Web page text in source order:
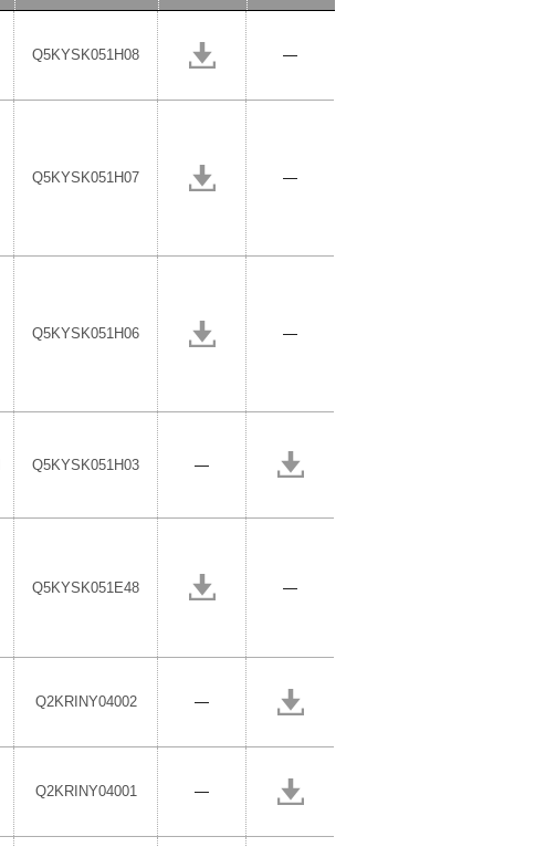
Q5KYSK051H08 ―
Q5KYSK051H07 ―
Q5KYSK051H06 ―
Q5KYSK051H03 ―
Q5KYSK051E48 ―
Q2KRINY04002 ―
Q2KRINY04001 ―